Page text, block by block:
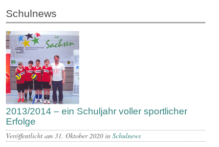
Schulnews
2013/2014 – ein Schuljahr voller sportlicher
Erfolge
Veröffentlicht am 31. Oktober 2020 in Schulnews